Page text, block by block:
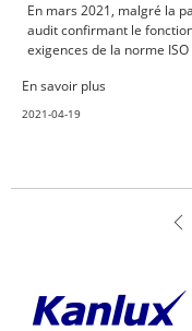
En mars 2021, malgré la
audit confirmant le
exigences de la norme
En savoir plus
2021-04-19